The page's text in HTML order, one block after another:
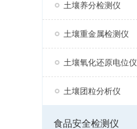
土壤养分检测仪
土壤重金属检测仪
土壤氧化还原电位仪
土壤团粒分析仪
食品安全检测仪